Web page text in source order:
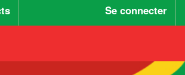
Se connecter